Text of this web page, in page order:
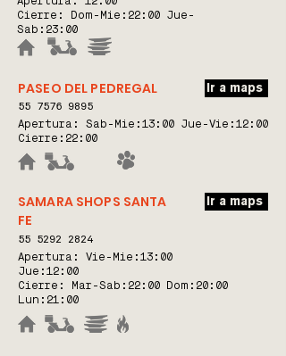
Cierre: Dom-Mie:22:00 Jue-
Sab:23:00
PASEO DEL PEDREGAL Ir a maps
55 7576 9895
Apertura: Sab-Mie:13:00 Jue-Vie:12:00
Cierre:22:00
SAMARA SHOPS SANTA
FE
Ir a maps
55 5292 2824
Apertura: Vie-Mie:13:00
Jue:12:00
Cierre: Mar-Sab:22:00 Dom:20:00
Lun:21:00